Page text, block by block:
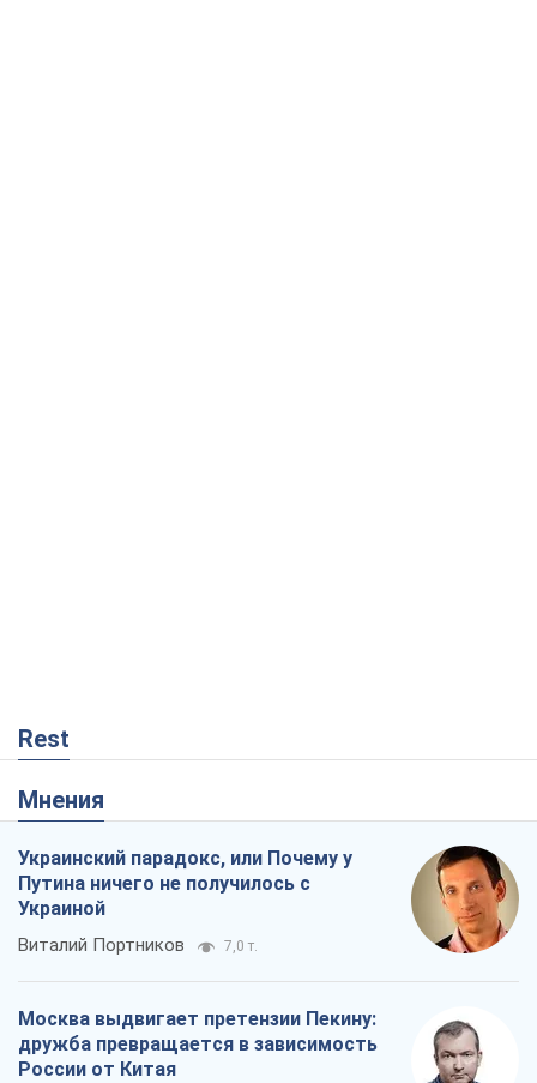
Rest
Мнения
Украинский парадокс, или Почему у
Путина ничего не получилось с
Украиной
Виталий Портников 7,0 т.
Москва выдвигает претензии Пекину:
дружба превращается в зависимость
России от Китая